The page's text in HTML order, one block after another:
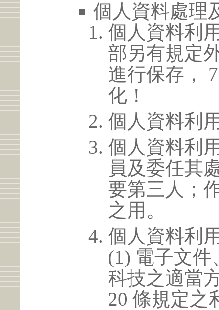
個人資料處理
個人資料利
部另有規定
進行保存，
化！
個人資料利
個人資料利
員及委任其
要第三人；
之用。
個人資料利
(1) 電子文
科技之適當
20 條規定之